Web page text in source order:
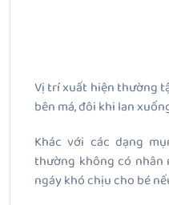
Vị trí xuất hiện thường
bên má, đôi khi lan
Khác với các dạng
thường không có nhân
ngáy khó chịu cho bé